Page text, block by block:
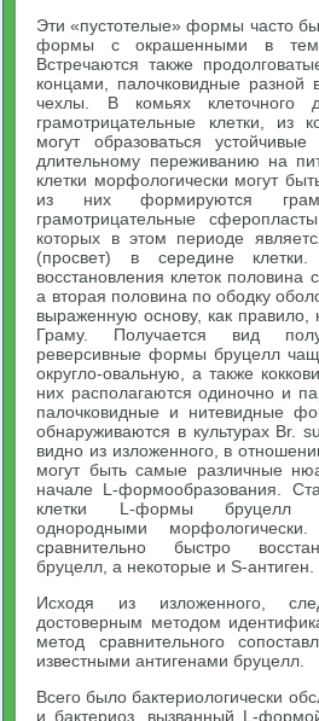
Эти «пустотелые» формы часто
формы с окрашенными в
Встречаются также
концами, палочковидные разной
чехлы. В комьях клеточного
грамотрицательные клетки, из
могут образоваться
длительному переживанию на
клетки морфологически могут
из них формируются
грамотрицательные
которых в этом периоде
(просвет) в середине
восстановления клеток половина
а вторая половина по ободку
выраженную основу, как
Граму. Получается вид
реверсивные формы бруцелл
округло-овальную, а также
них располагаются одиночно и
палочковидные и нитевидные
обнаруживаются в культурах Br.
видно из изложенного, в
могут быть самые различные
начале L-формообразования.
клетки L-формы бруцелл
однородными
сравнительно быстро
бруцелл, а некоторые и S-антиген.
Исходя из изложенного,
достоверным методом
метод сравнительного
известными антигенами бруцелл.
Всего было бактериологически
и бактериоз, вызванный L-